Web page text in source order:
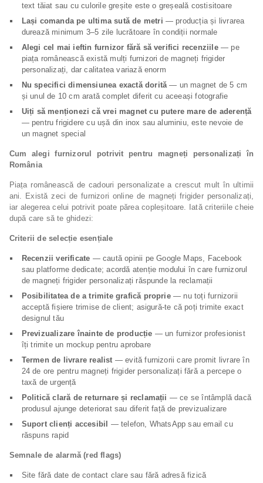
text tăiat sau cu culorile greșite este o greșeală costisitoare
Lași comanda pe ultima sută de metri — producția și livrarea
durează minimum 3–5 zile lucrătoare în condiții normale
Alegi cel mai ieftin furnizor fără să verifici recenziile— pe
piața românească există mulți furnizori de magneți frigider
personalizați, dar calitatea variază enorm
Nu specifici dimensiunea exactă dorită— un magnet de 5 cm
și unul de 10 cm arată complet diferit cu aceeași fotografie
Uiți să menționezi că vrei magnet cu putere mare de aderență
— pentru frigidere cu ușă din inox sau aluminiu, este nevoie de
un magnet special
Cum alegi furnizorul potrivit pentru magneți personalizați în
România
Piața românească de cadouri personalizate a crescut mult în ultimii
ani. Există zeci de furnizori online de magneți frigider personalizați,
iar alegerea celui potrivit poate părea copleșitoare. Iată criteriile cheie
după care să te ghidezi:
Criterii de selecție esențiale
Recenzii verificate — caută opinii pe Google Maps, Facebook
sau platforme dedicate; acordă atenție modului în care furnizorul
de magneți frigider personalizați răspunde la reclamații
Posibilitatea de a trimite grafică proprie— nu toți furnizorii
acceptă fișiere trimise de client; asigură-te că poți trimite exact
designul tău
Previzualizare înainte de producție — un furnizor profesionist
îți trimite un mockup pentru aprobare
Termen de livrare realist — evită furnizorii care promit livrare în
24 de ore pentru magneți frigider personalizați fără a percepe o
taxă de urgență
Politică clară de returnare și reclamații — ce se întâmplă dacă
produsul ajunge deteriorat sau diferit față de previzualizare
Suport clienți accesibil
— telefon, WhatsApp sau email cu
răspuns rapid
Semnale de alarmă (red flags)
Site fără date de contact clare sau fără adresă fizică